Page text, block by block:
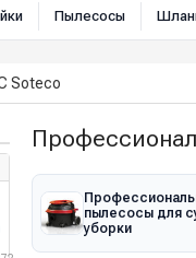
Пылесосы
Soteco
пылесосы для
уборки